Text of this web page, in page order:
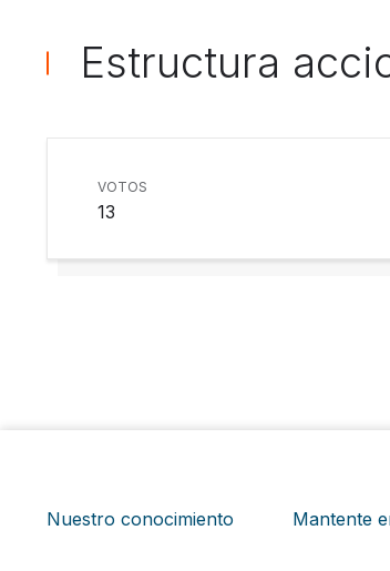
Estructura
VOTOS
13
Nuestro conocimiento Mantente